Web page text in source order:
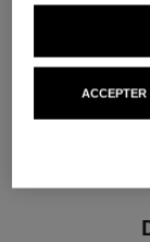
OR BEIGE 18
ACCEPTER